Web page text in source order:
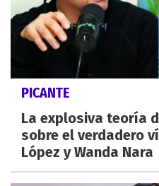
PICANTE
La explosiva teoría
sobre el verdadero
López y Wanda Nara